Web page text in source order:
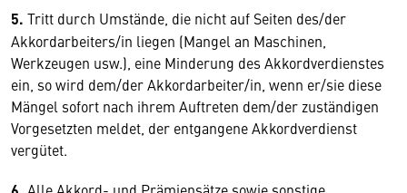
5. Tritt durch Umstände, die nicht auf Seiten des/der
Akkordarbeiters/in liegen (Mangel an Maschinen,
Werkzeugen usw.), eine Minderung des Akkordverdienstes
ein, so wird dem/der Akkordarbeiter/in, wenn er/sie diese
Mängel sofort nach ihrem Auftreten dem/der zuständigen
Vorgesetzten meldet, der entgangene Akkordverdienst
vergütet.